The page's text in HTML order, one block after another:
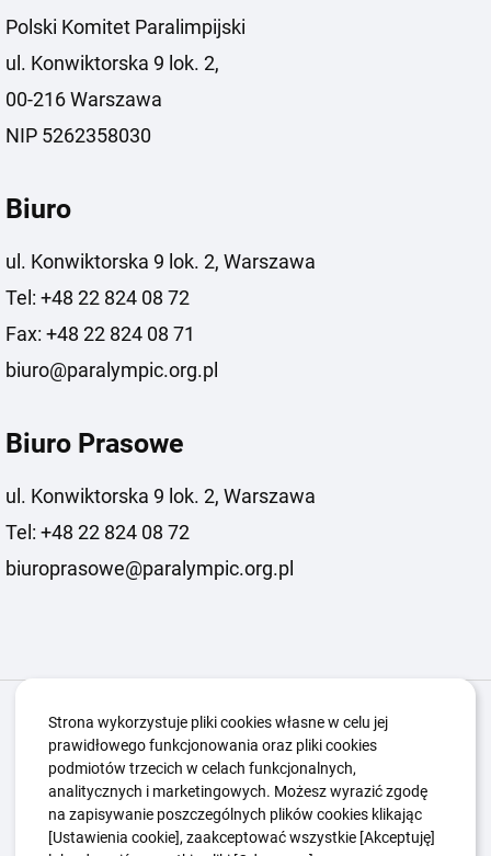
Polski Komitet Paralimpijski
ul. Konwiktorska 9 lok. 2,
00-216 Warszawa
NIP 5262358030
Biuro
ul. Konwiktorska 9 lok. 2, Warszawa
Tel: +48 22 824 08 72
Fax: +48 22 824 08 71
biuro@paralympic.org.pl
Biuro Prasowe
ul. Konwiktorska 9 lok. 2, Warszawa
Tel: +48 22 824 08 72
biuroprasowe@paralympic.org.pl
Igrzyska Paralimpijskie O nas
Kwalifikacje ZSK
Kluby Aktualności
Edukacja
Guttmanny Kontakt
Strona wykorzystuje pliki cookies własne w celu jej
prawidłowego funkcjonowania oraz pliki cookies
podmiotów trzecich w celach funkcjonalnych,
analitycznych i marketingowych. Możesz wyrazić zgodę
na zapisywanie poszczególnych plików cookies klikając
[Ustawienia cookie], zaakceptować wszystkie [Akceptuję]